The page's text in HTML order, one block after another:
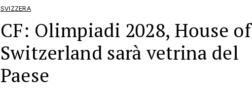
SVIZZERA
CF: Olimpiadi 2028, House of
Switzerland sarà vetrina del
Paese